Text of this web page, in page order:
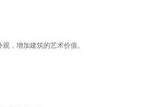
，增加建筑的艺术价值。